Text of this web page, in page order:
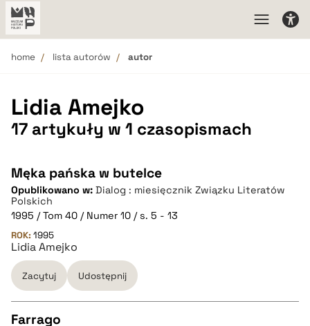
home lista autorów autor
Lidia Amejko
17 artykuły w 1 czasopismach
Męka pańska w butelce
Opublikowano w: Dialog : miesięcznik Związku Literatów
Polskich
1995 / Tom 40 / Numer 10 / s. 5 - 13
ROK: 1995
Lidia Amejko
Zacytuj Udostępnij
Farrago